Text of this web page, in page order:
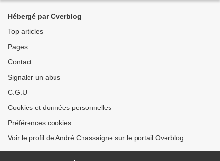
Hébergé par Overblog
Top articles
Pages
Contact
Signaler un abus
C.G.U.
Cookies et données personnelles
Préférences cookies
Voir le profil de André Chassaigne sur le portail Overblog